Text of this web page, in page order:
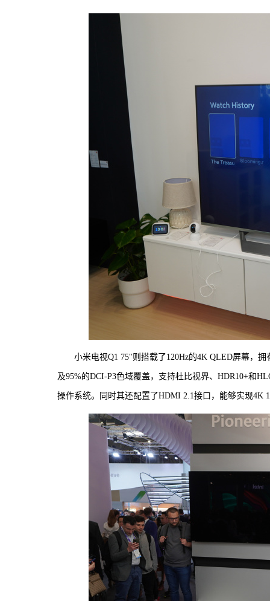
小米电视Q1 75"则搭载了120Hz的4K QLED屏幕，
及95%的DCI-P3色域覆盖，支持杜比视界、HDR10+和
操作系统。同时其还配置了HDMI 2.1接口，能够实现4K